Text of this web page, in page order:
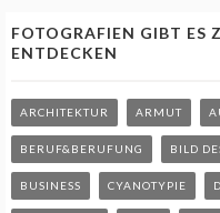
FOTOGRAFIEN GIBT ES
ENTDECKEN
ARCHITEKTUR ARMUT
BERUF&BERUFUNG BILD
BUSINESS CYANOTYPIE